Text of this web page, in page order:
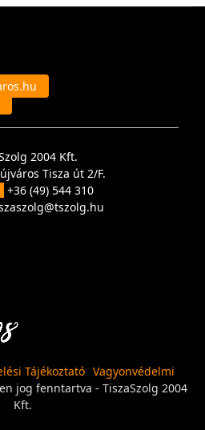
2004 Kft.
Tisza út 2/F.
+36 (49) 544 310
Tájékoztató Vagyonvédelmi
jog fenntartva - TiszaSzolg 2004
Kft.